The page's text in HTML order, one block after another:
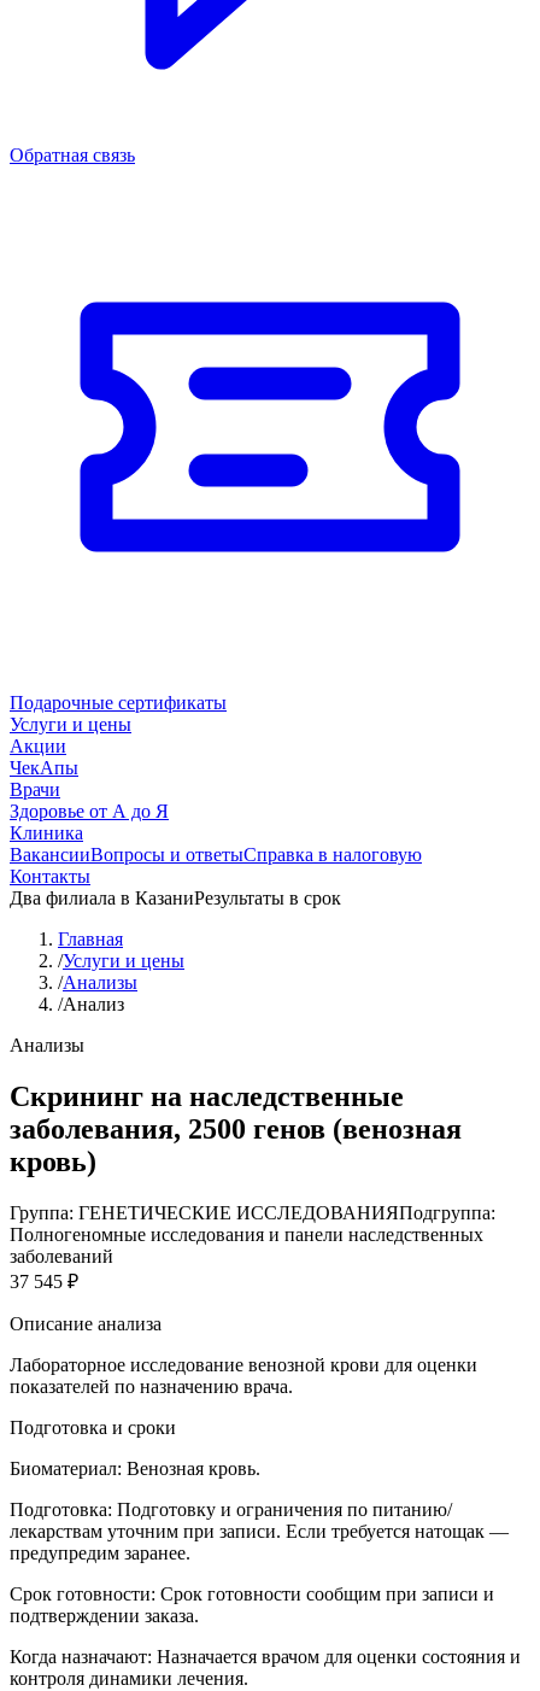
Обратная связь
Подарочные сертификаты
Услуги и цены
Акции
ЧекАпы
Врачи
Здоровье от А до Я
Клиника
ВакансииВопросы и ответыСправка в налоговую
Контакты
Два филиала в КазаниРезультаты в срок
Главная
/Услуги и цены
/Анализы
/Анализ
Анализы
Скрининг на наследственные
заболевания, 2500 генов (венозная
кровь)
Группа: ГЕНЕТИЧЕСКИЕ ИССЛЕДОВАНИЯПодгруппа:
Полногеномные исследования и панели наследственных
заболеваний
37 545 ₽
Описание анализа
Лабораторное исследование венозной крови для оценки
показателей по назначению врача.
Подготовка и сроки
Биоматериал: Венозная кровь.
Подготовка: Подготовку и ограничения по питанию/
лекарствам уточним при записи. Если требуется натощак —
предупредим заранее.
Срок готовности: Срок готовности сообщим при записи и
подтверждении заказа.
Когда назначают: Назначается врачом для оценки состояния и
контроля динамики лечения.